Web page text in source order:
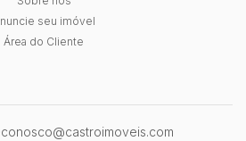
1Sala(s)
seu imóvel
Área do Cliente